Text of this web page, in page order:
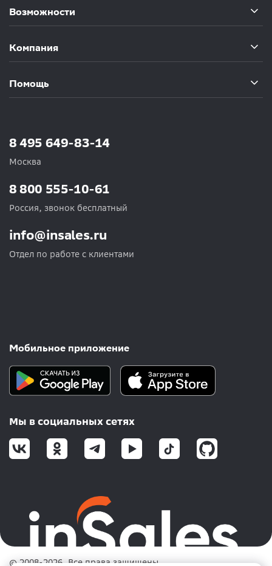
Возможности
Компания
Помощь
8 495 649-83-14
Москва
info@insales.ru
Отдел по работе с клиентами
8 800 555-10-61
Россия, звонок бесплатный
Мобильное приложение
Мы в социальных сетях
© 2008-2026. Все права защищены.